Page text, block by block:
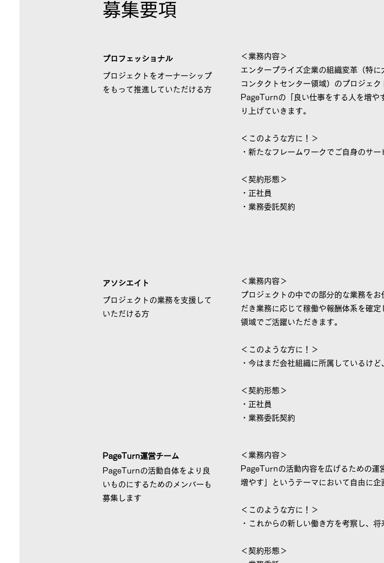
​募集要項
プロフェッショナル
​プロジェクトをオーナーシップ
をもって推進していただける方
＜業務内容＞
エンタープライズ企業の組織変革（特
コンタクトセンター領域）のプロジェ
PageTurnの「良い仕事をする人を増や
り上げていきます。
＜このような方に！＞
・新たなフレームワークでご自身のサ
＜契約形態＞
・正社員
・業務委託契約
アソシエイト
​プロジェクトの業務を支援して
いただける方
＜業務内容＞
プロジェクトの中での部分的な業務を
だき業務に応じて稼働や報酬体系を確
領域でご活躍いただきます。
＜このような方に！＞
・今はまだ会社組織に所属しているけ
＜契約形態＞
​・正社員
・業務委託契約
PageTurn運営チーム
PageTurnの活動自体をより良
いものにするためのメンバーも
​募集します
＜業務内容＞
PageTurnの活動内容を広げるための運
増やす」というテーマにおいて自由に企
＜このような方に！＞
・これからの新しい働き方を考察し、
＜契約形態＞